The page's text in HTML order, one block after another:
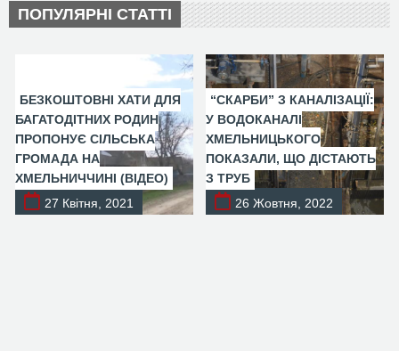
ПОПУЛЯРНІ СТАТТІ
БЕЗКОШТОВНІ ХАТИ ДЛЯ
БАГАТОДІТНИХ РОДИН
ПРОПОНУЄ СІЛЬСЬКА
ГРОМАДА НА
ХМЕЛЬНИЧЧИНІ (ВІДЕО)
27 Квітня, 2021
“СКАРБИ” З КАНАЛІЗАЦІЇ:
У ВОДОКАНАЛІ
ХМЕЛЬНИЦЬКОГО
ПОКАЗАЛИ, ЩО ДІСТАЮТЬ
З ТРУБ
26 Жовтня, 2022